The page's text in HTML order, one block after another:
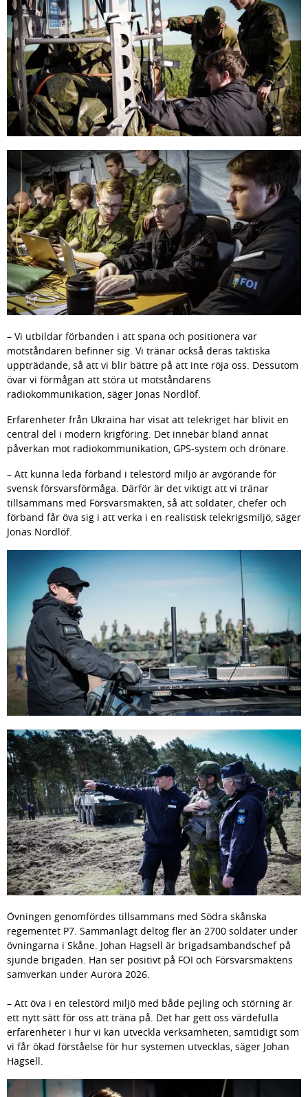
– Vi utbildar förbanden i att spana och positionera var
motståndaren befinner sig. Vi tränar också deras taktiska
uppträdande, så att vi blir bättre på att inte röja oss. Dessutom
övar vi förmågan att störa ut motståndarens
radiokommunikation, säger Jonas Nordlöf.
Erfarenheter från Ukraina har visat att telekriget har blivit en
central del i modern krigföring. Det innebär bland annat
påverkan mot radiokommunikation, GPS-system och drönare.
– Att kunna leda förband i telestörd miljö är avgörande för
svensk försvarsförmåga. Därför är det viktigt att vi tränar
tillsammans med Försvarsmakten, så att soldater, chefer och
förband får öva sig i att verka i en realistisk telekrigsmiljö, säger
Jonas Nordlöf.
Övningen genomfördes tillsammans med Södra skånska
regementet P7. Sammanlagt deltog fler än 2700 soldater under
övningarna i Skåne. Johan Hagsell är brigadsambandschef på
sjunde brigaden. Han ser positivt på FOI och Försvarsmaktens
samverkan under Aurora 2026.
– Att öva i en telestörd miljö med både pejling och störning är
ett nytt sätt för oss att träna på. Det har gett oss värdefulla
erfarenheter i hur vi kan utveckla verksamheten, samtidigt som
vi får ökad förståelse för hur systemen utvecklas, säger Johan
Hagsell.